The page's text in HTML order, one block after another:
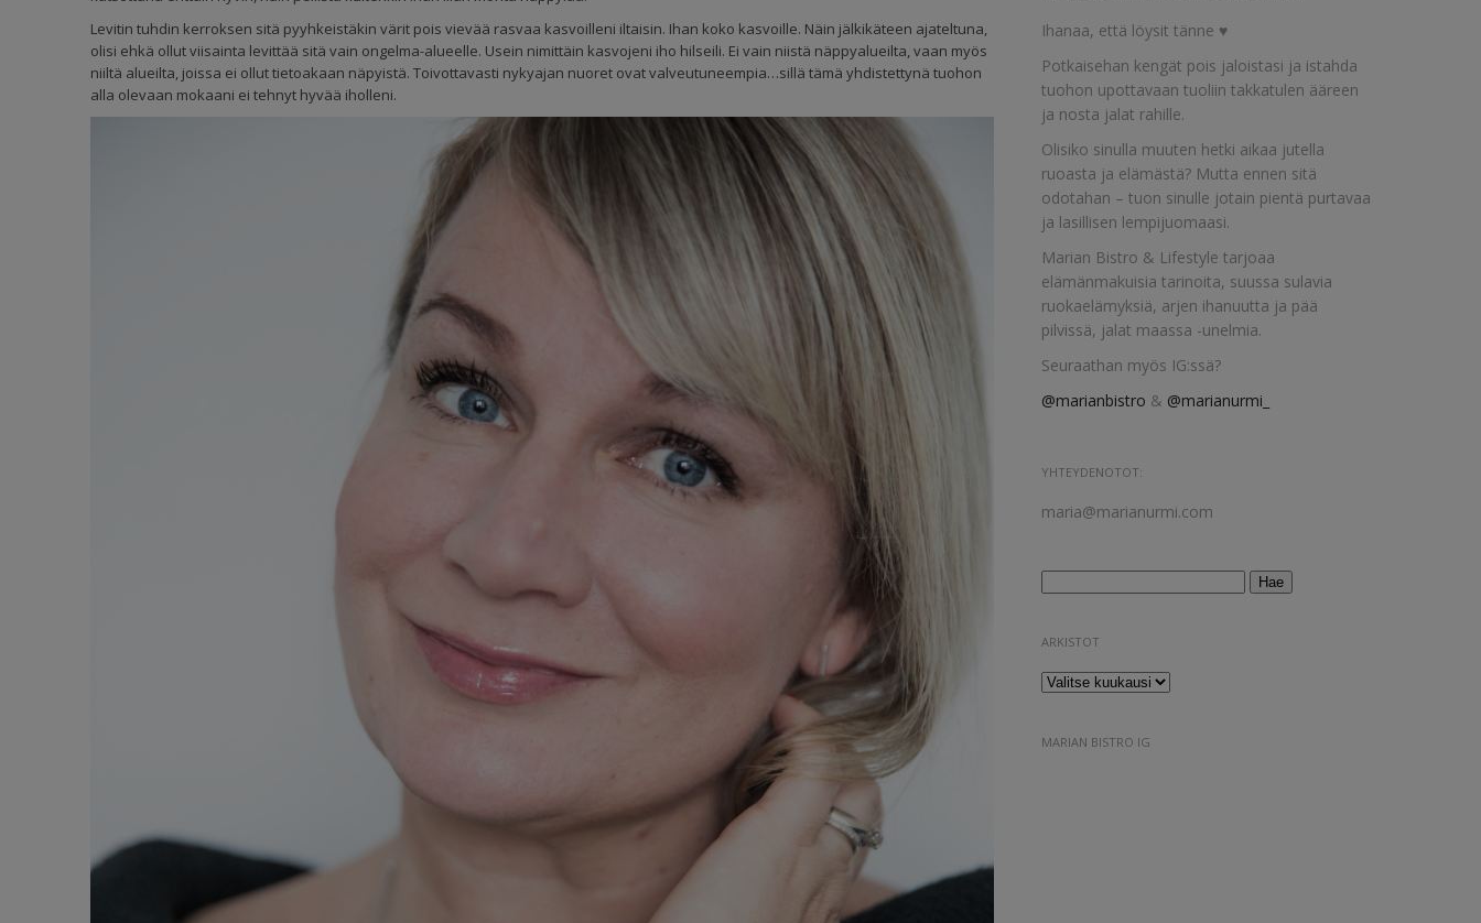
Levitin tuhdin kerroksen sitä pyyhkeistäkin värit pois vievää rasvaa kasvoilleni iltaisin. Ihan koko kasvoille. Näin jälkikäteen ajateltuna,
olisi ehkä ollut viisainta levittää sitä vain ongelma-alueelle. Usein nimittäin kasvojeni iho hilseili. Ei vain niistä näppyalueilta, vaan myös
niiltä alueilta, joissa ei ollut tietoakaan näpyistä. Toivottavasti nykyajan nuoret ovat valveutuneempia…sillä tämä yhdistettynä tuohon
alla olevaan mokaani ei tehnyt hyvää iholleni.
Ihanaa, että löysit tänne ♥
Potkaisehan kengät pois jaloistasi ja istahda
tuohon upottavaan tuoliin takkatulen ääreen
ja nosta jalat rahille.
Olisiko sinulla muuten hetki aikaa jutella
ruoasta ja elämästä? Mutta ennen sitä
odotahan – tuon sinulle jotain pientä purtavaa
ja lasillisen lempijuomaasi.
Marian Bistro & Lifestyle tarjoaa
elämänmakuisia tarinoita, suussa sulavia
ruokaelämyksiä, arjen ihanuutta ja pää
pilvissä, jalat maassa -unelmia.
Seuraathan myös IG:ssä?
@marianbistro & @marianurmi_
YHTEYDENOTOT:
maria@marianurmi.com
ARKISTOT
Arkistot
MARIAN BISTRO IG